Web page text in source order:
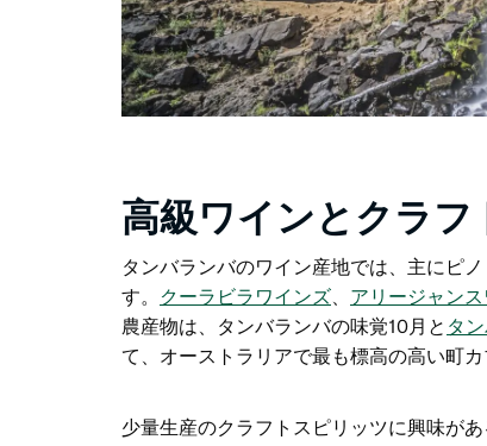
高級ワインとクラフ
タンバランバのワイン産地では、主にピ
す。
クーラビラワインズ アリージャン
農産物は、
タンバランバの味覚10月と タ
て、オーストラリアで最も標高の高い町
少量生産のクラフトスピリッツに興味があ